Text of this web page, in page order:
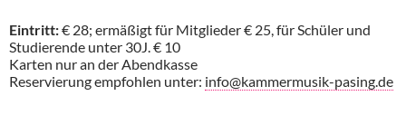
Eintritt:€ 28; ermäßigt für Mitglieder € 25, für Schüler und
Studierende unter 30J. € 10
Karten nur an der Abendkasse
Reservierung empfohlen unter: info@kammermusik-pasing.de